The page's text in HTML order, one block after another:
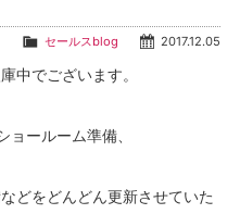
2017.12.05
セールスblog
中でございます。
ールーム準備、
どをどんどん更新させていた